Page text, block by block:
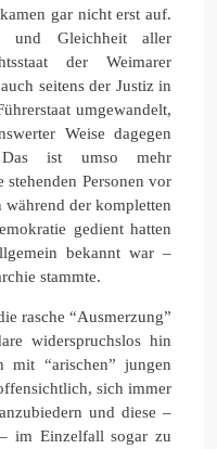
gar nicht erst auf.
und Gleichheit aller
der Weimarer
seitens der Justiz in
umgewandelt,
Weise dagegen
Das ist umso mehr
Personen vor
während der kompletten
gedient hatten
bekannt war –
stammte.
rasche “Ausmerzung”
widerspruchslos hin
mit “arischen” jungen
sich immer
und diese –
im Einzelfall sogar zu